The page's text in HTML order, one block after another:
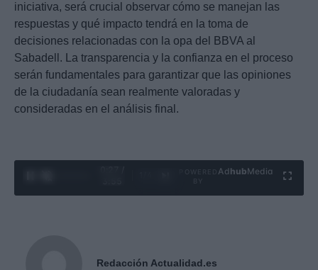
iniciativa, será crucial observar cómo se manejan las
respuestas y qué impacto tendrá en la toma de
decisiones relacionadas con la opa del BBVA al
Sabadell. La transparencia y la confianza en el proceso
serán fundamentales para garantizar que las opiniones
de la ciudadanía sean realmente valoradas y
consideradas en el análisis final.
Ad hubMedia
Redacción Actualidad.es